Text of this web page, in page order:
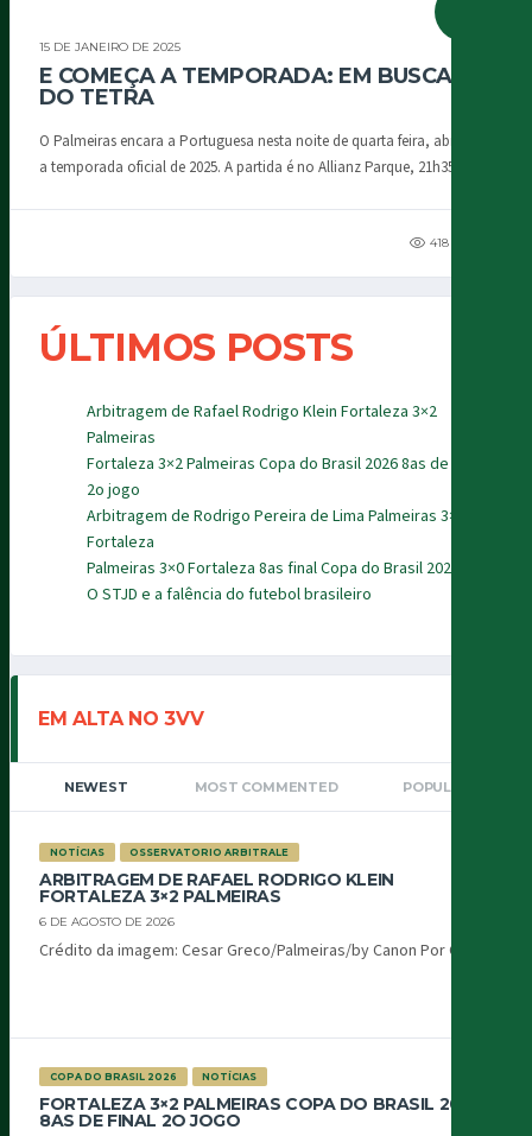
15 DE JANEIRO DE 2025
E COMEÇA A TEMPORADA: EM BUSCA
DO TETRA
O Palmeiras encara a Portuguesa nesta noite de quarta feira, abrindo
a temporada oficial de 2025. A partida é no Allianz Parque, 21h35, e...
418
ÚLTIMOS POSTS
Arbitragem de Rafael Rodrigo Klein Fortaleza 3×2
Palmeiras
Fortaleza 3×2 Palmeiras Copa do Brasil 2026 8as de final
2o jogo
Arbitragem de Rodrigo Pereira de Lima Palmeiras 3×0
Fortaleza
Palmeiras 3×0 Fortaleza 8as final Copa do Brasil 2026
O STJD e a falência do futebol brasileiro
EM ALTA NO 3VV
NEWEST MOST COMMENTED POPULAR
NOTÍCIAS OSSERVATORIO ARBITRALE
ARBITRAGEM DE RAFAEL RODRIGO KLEIN
FORTALEZA 3×2 PALMEIRAS
6 DE AGOSTO DE 2026
Crédito da imagem: Cesar Greco/Palmeiras/by Canon Por Oiti...
COPA DO BRASIL 2026 NOTÍCIAS
FORTALEZA 3×2 PALMEIRAS COPA DO BRASIL 2026
8AS DE FINAL 2O JOGO